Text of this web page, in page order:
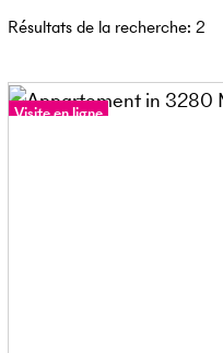
Résultats de la recherche: 2
Visite en ligne